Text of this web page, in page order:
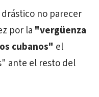
no parecer
por la "vergüenza
cubanos" el
ante el resto del